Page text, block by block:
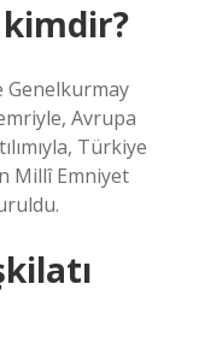
Genelkurmay
Avrupa
Türkiye
Millî Emniyet